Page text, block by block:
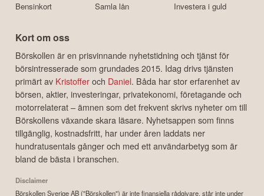
Bensinkort
Samla lån
Investera i guld
Kort om oss
Börskollen är en prisvinnande nyhetstidning och tjänst för
börsintresserade som grundades 2015. Idag drivs tjänsten
primärt av Kristofferoch Daniel. Båda har stor erfarenhet av
börsen, aktier, investeringar, privatekonomi, företagande och
motorrelaterat – ämnen som det frekvent skrivs nyheter om till
Börskollens växande skara läsare. Nyhetsappen som finns
tillgänglig, kostnadsfritt, har under åren laddats ner
hundratusentals gånger och med ett användarbetyg som är
bland de bästa i branschen.
Disclaimer
Börskollen Sverige AB ("Börskollen") är inte finansiella rådgivare, står inte under